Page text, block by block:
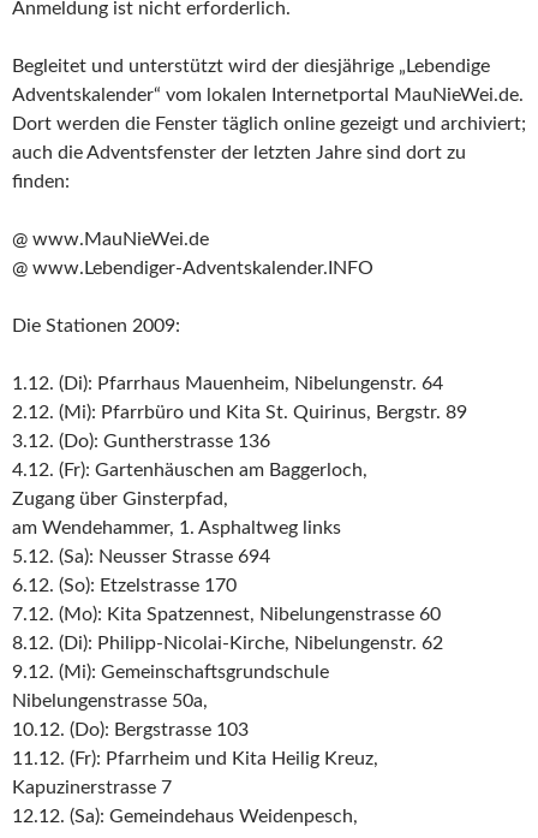
Anmeldung ist nicht erforderlich.
Begleitet und unterstützt wird der diesjährige „Lebendige
Adventskalender“ vom lokalen Internetportal MauNieWei.de.
Dort werden die Fenster täglich online gezeigt und archiviert;
auch die Adventsfenster der letzten Jahre sind dort zu
finden:
@ www.MauNieWei.de
@ www.Lebendiger-Adventskalender.INFO
Die Stationen 2009:
1.12. (Di): Pfarrhaus Mauenheim, Nibelungenstr. 64
2.12. (Mi): Pfarrbüro und Kita St. Quirinus, Bergstr. 89
3.12. (Do): Guntherstrasse 136
4.12. (Fr): Gartenhäuschen am Baggerloch,
Zugang über Ginsterpfad,
am Wendehammer, 1. Asphaltweg links
5.12. (Sa): Neusser Strasse 694
6.12. (So): Etzelstrasse 170
7.12. (Mo): Kita Spatzennest, Nibelungenstrasse 60
8.12. (Di): Philipp-Nicolai-Kirche, Nibelungenstr. 62
9.12. (Mi): Gemeinschaftsgrundschule
Nibelungenstrasse 50a,
10.12. (Do): Bergstrasse 103
11.12. (Fr): Pfarrheim und Kita Heilig Kreuz,
Kapuzinerstrasse 7
12.12. (Sa): Gemeindehaus Weidenpesch,